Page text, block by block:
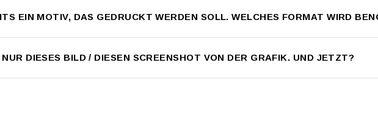
EIN MOTIV, DAS GEDRUCKT WERDEN SOLL. WELCHES FORMAT WIRD
DIESES BILD / DIESEN SCREENSHOT VON DER GRAFIK. UND JETZT?